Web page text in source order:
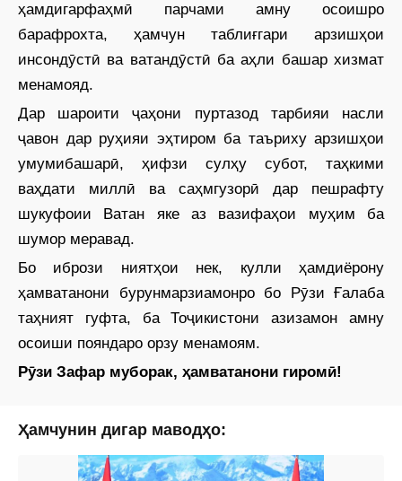
ҳамдигарфаҳмӣ парчами амну осоишро
барафрохта, ҳамчун таблиғгари арзишҳои
инсондӯстӣ ва ватандӯстӣ ба аҳли башар хизмат
менамояд.
Дар шароити ҷаҳони пуртазод тарбияи насли
ҷавон дар руҳияи эҳтиром ба таъриху арзишҳои
умумибашарӣ, ҳифзи сулҳу субот, таҳкими
ваҳдати миллӣ ва саҳмгузорӣ дар пешрафту
шукуфоии Ватан яке аз вазифаҳои муҳим ба
шумор меравад.
Бо ибрози ниятҳои нек, кулли ҳамдиёрону
ҳамватанони бурунмарзиамонро бо Рӯзи Ғалаба
таҳният гуфта, ба Тоҷикистони азизамон амну
осоиши пояндаро орзу менамоям.
Рӯзи Зафар муборак, ҳамватанони гиромӣ!
Ҳамчунин дигар маводҳо: